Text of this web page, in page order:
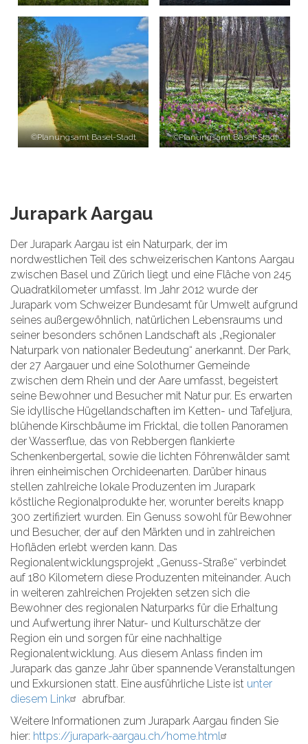
©Planungsamt Basel-Stadt ©Planungsamt Basel-Stadt
Jurapark Aargau
Der Jurapark Aargau ist ein Naturpark, der im
nordwestlichen Teil des schweizerischen Kantons Aargau
zwischen Basel und Zürich liegt und eine Fläche von 245
Quadratkilometer umfasst. Im Jahr 2012 wurde der
Jurapark vom Schweizer Bundesamt für Umwelt aufgrund
seines außergewöhnlich, natürlichen Lebensraums und
seiner besonders schönen Landschaft als „Regionaler
Naturpark von nationaler Bedeutung“ anerkannt. Der Park,
der 27 Aargauer und eine Solothurner Gemeinde
zwischen dem Rhein und der Aare umfasst, begeistert
seine Bewohner und Besucher mit Natur pur. Es erwarten
Sie idyllische Hügellandschaften im Ketten- und Tafeljura,
blühende Kirschbäume im Fricktal, die tollen Panoramen
der Wasserflue, das von Rebbergen flankierte
Schenkenbergertal, sowie die lichten Föhrenwälder samt
ihren einheimischen Orchideenarten. Darüber hinaus
stellen zahlreiche lokale Produzenten im Jurapark
köstliche Regionalprodukte her, worunter bereits knapp
300 zertifiziert wurden. Ein Genuss sowohl für Bewohner
und Besucher, der auf den Märkten und in zahlreichen
Hofläden erlebt werden kann. Das
Regionalentwicklungsprojekt „Genuss-Straße“ verbindet
auf 180 Kilometern diese Produzenten miteinander. Auch
in weiteren zahlreichen Projekten setzen sich die
Bewohner des regionalen Naturparks für die Erhaltung
und Aufwertung ihrer Natur- und Kulturschätze der
Region ein und sorgen für eine nachhaltige
Regionalentwicklung. Aus diesem Anlass finden im
Jurapark das ganze Jahr über spannende Veranstaltungen
und Exkursionen statt. Eine ausführliche Liste ist unter
diesem Link
abrufbar.
Weitere Informationen zum Jurapark Aargau finden Sie
hier: https://jurapark-aargau.ch/home.html